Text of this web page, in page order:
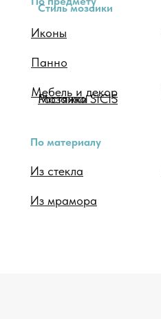
Стиль мозаики
Мебель и декор
Мозаика SICIS
Иконы
Панно
Растяжки
По материалу
Из стекла
Из мрамора